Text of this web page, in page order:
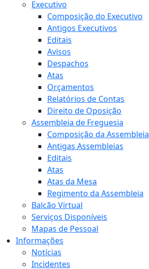
Executivo
Composição do Executivo
Antigos Executivos
Editais
Avisos
Despachos
Atas
Orçamentos
Relatórios de Contas
Direito de Oposição
Assembleia de Freguesia
Composição da Assembleia
Antigas Assembleias
Editais
Atas
Atas da Mesa
Regimento da Assembleia
Balcão Virtual
Serviços Disponíveis
Mapas de Pessoal
Informações
Notícias
Incidentes